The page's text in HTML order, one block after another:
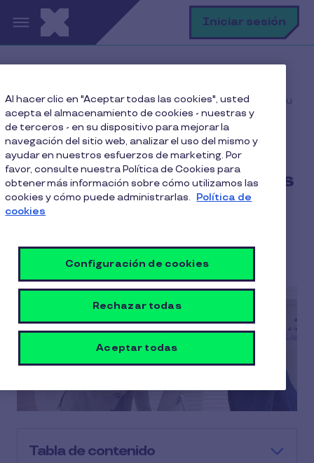
Pasar al contenido principal Iniciar sesión
¿Cómo abordar problemas de convivencia dentro de tu
equipo?
¿Cómo abordar problemas
de convivencia dentro de
6 Min de Lectura 24 Octubre 2024
Tabla de contenido
Al hacer clic en "Aceptar todas las cookies", usted
acepta el almacenamiento de cookies - nuestras y
de terceros - en su dispositivo para mejorar la
navegación del sitio web, analizar el uso del mismo y
ayudar en nuestros esfuerzos de marketing. Por
favor, consulte nuestra Política de Cookies para
obtener más información sobre cómo utilizamos las
cookies y cómo puede administrarlas. Política de
cookies
Configuración de cookies
Rechazar todas
Aceptar todas